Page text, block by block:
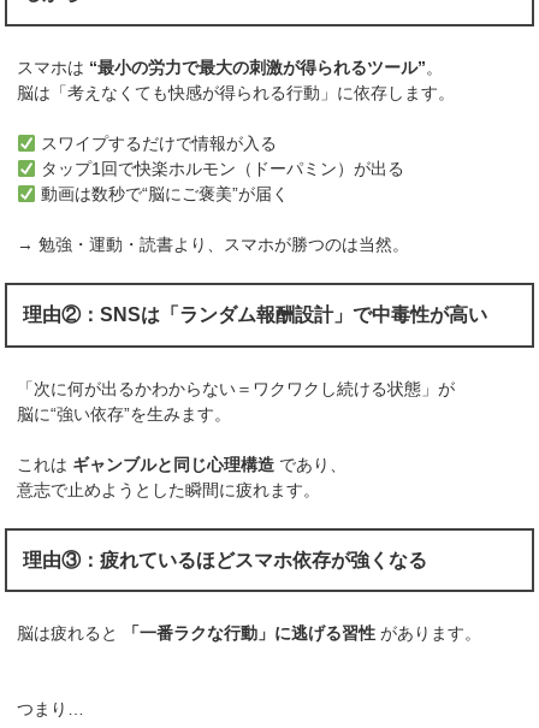
スマホは “最小の労力で最大の刺激が得られるツール”。
脳は「考えなくても快感が得られる行動」に依存します。
スワイプするだけで情報が入る
タップ1回で快楽ホルモン（ドーパミン）が出る
動画は数秒で“脳にご褒美”が届く
→ 勉強・運動・読書より、スマホが勝つのは当然。
理由②：SNSは「ランダム報酬設計」で中毒性が高い
「次に何が出るかわからない＝ワクワクし続ける状態」が
脳に“強い依存”を生みます。
これは ギャンブルと同じ心理構造 であり、
意志で止めようとした瞬間に疲れます。
理由③：疲れているほどスマホ依存が強くなる
脳は疲れると 「一番ラクな行動」に逃げる習性 があります。
つまり…